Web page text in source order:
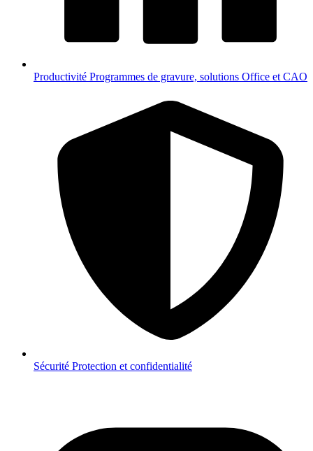
Productivité Programmes de gravure, solutions Office et CAO
Sécurité Protection et confidentialité